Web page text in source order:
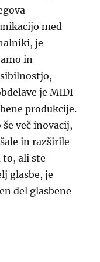
med
je
in
je MIDI
produkcije.
več inovacij,
in razširile
to, ali ste
glasbe, je
del glasbene